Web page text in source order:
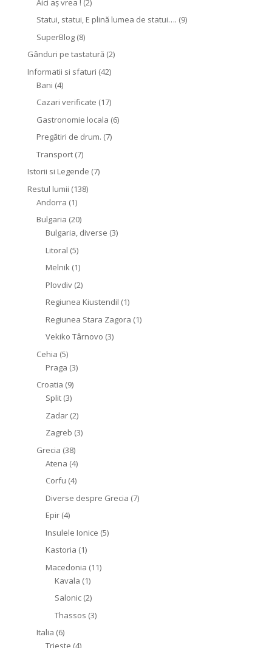
Aici aș vrea ! (2)
Statui, statui, E plină lumea de statui…. (9)
SuperBlog(8)
Gânduri pe tastatură(2)
Informatii si sfaturi (42)
Bani (4)
Cazari verificate (17)
Gastronomie locala (6)
Pregătiri de drum. (7)
Transport(7)
Istorii si Legende (7)
Restul lumii (138)
Andorra (1)
Bulgaria (20)
Bulgaria, diverse (3)
Litoral (5)
Melnik(1)
Plovdiv(2)
Regiunea Kiustendil (1)
Regiunea Stara Zagora (1)
Vekiko Târnovo (3)
Cehia (5)
Praga (3)
Croatia (9)
Split(3)
Zadar(2)
Zagreb (3)
Grecia (38)
Atena (4)
Corfu (4)
Diverse despre Grecia (7)
Epir(4)
Insulele Ionice (5)
Kastoria (1)
Macedonia (11)
Kavala (1)
Salonic(2)
Thassos (3)
Italia (6)
Trieste (4)